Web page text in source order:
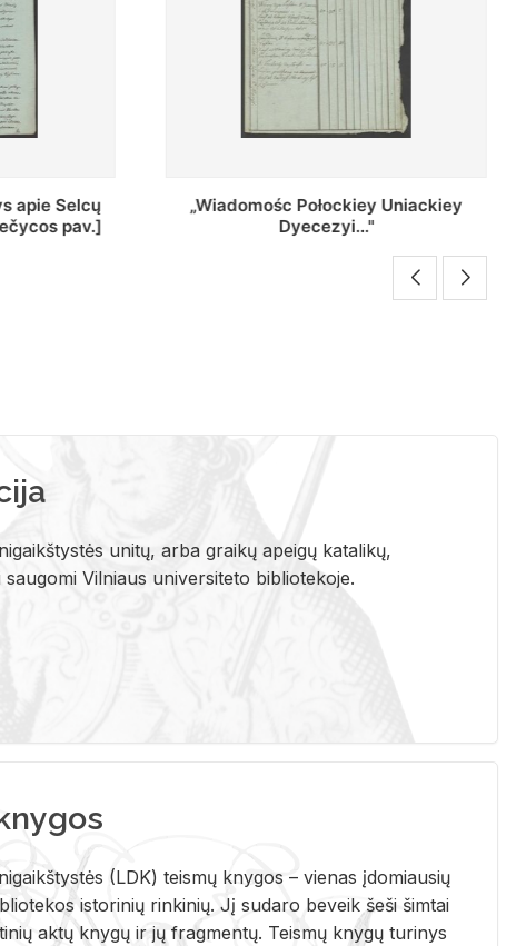
Uniackiey
Regestr Parochow Dekanatu
Brzeskiego
unitų, arba graikų apeigų katalikų,
Vilniaus universiteto bibliotekoje.
(LDK) teis­mų kny­gos – vie­nas įdo­miau­sių
is­to­ri­nių rin­ki­nių. Jį su­da­ro be­veik šeši šim­tai
aktų kny­gų ir jų frag­men­tų. Teis­mų kny­gų tu­ri­nys